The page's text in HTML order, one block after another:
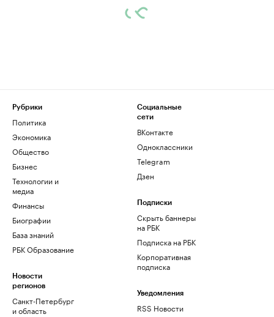
Рубрики
Политика
Экономика
Общество
Бизнес
Технологии и
медиа
Финансы
Биографии
База знаний
РБК Образование
Новости
регионов
Санкт-Петербург
и область
Социальные
сети
ВКонтакте
Одноклассники
Telegram
Дзен
Подписки
Скрыть баннеры
на РБК
Подписка на РБК
Корпоративная
подписка
Уведомления
RSS Новости